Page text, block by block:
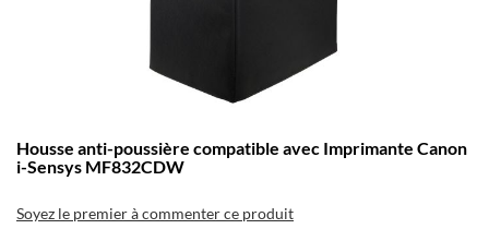
au
début
la
Housse anti-poussière compatible avec Imprimante Canon
i-Sensys MF832CDW
Soyez le premier à commenter ce produit